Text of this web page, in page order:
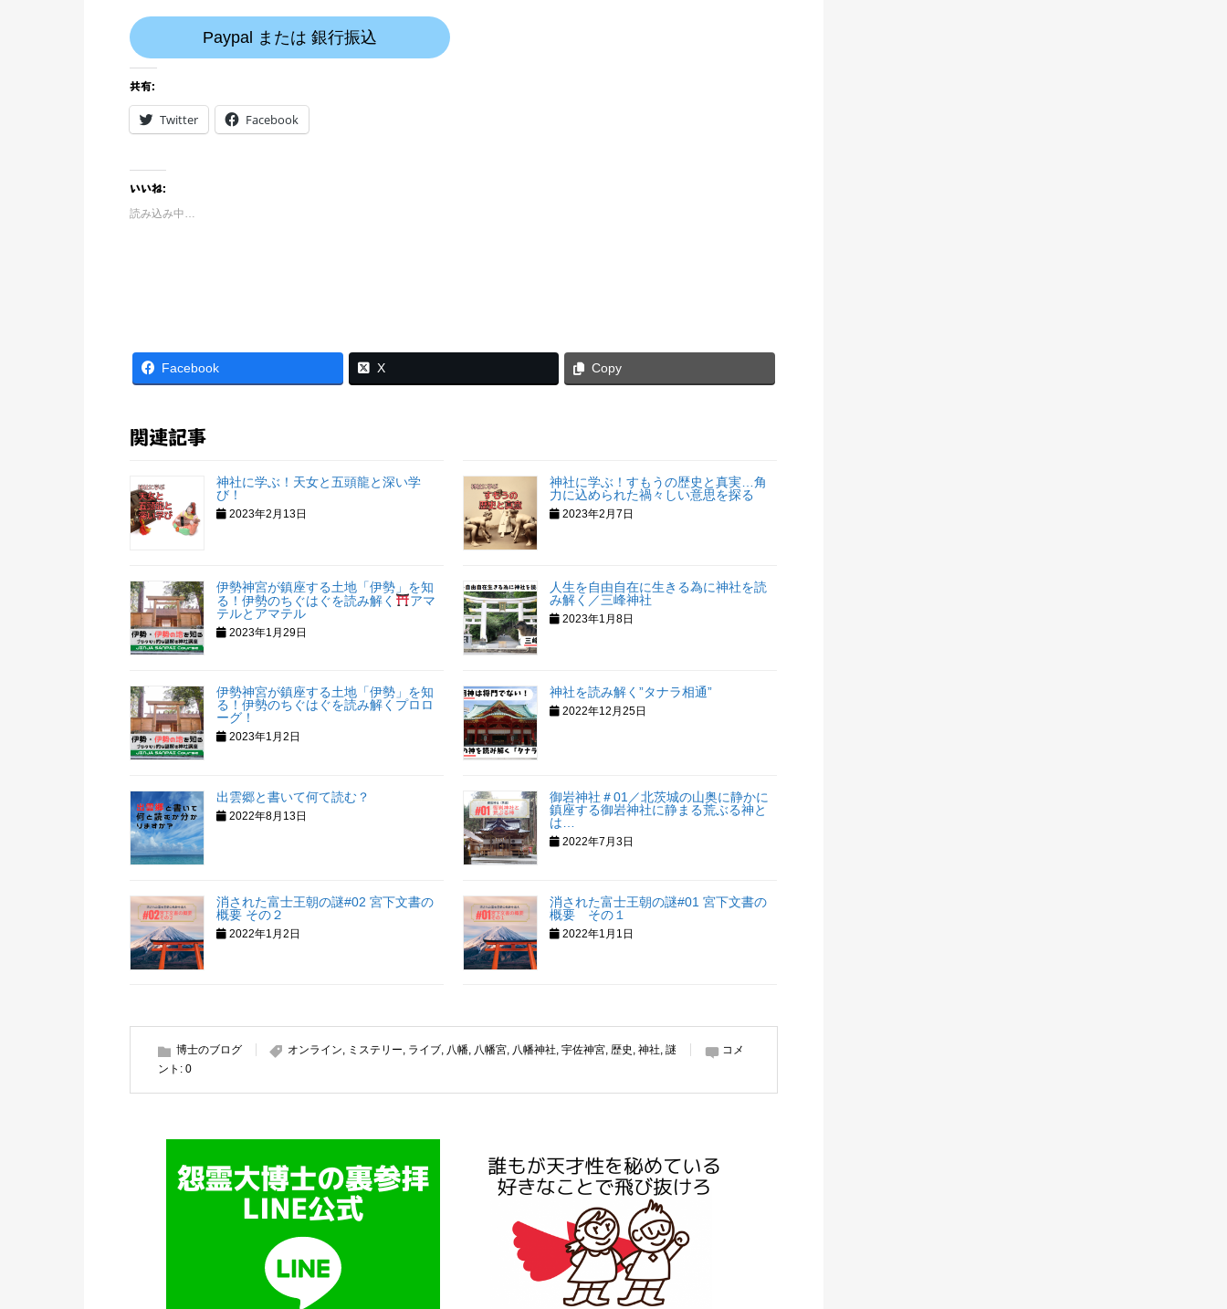
Paypal または 銀行振込
共有:
Twitter Facebook
いいね:
読み込み中…
Facebook X Copy
関連記事
神社に学ぶ！天女と五頭龍と深い学
び！
2023年2月13日
神社に学ぶ！すもうの歴史と真実…角
力に込められた禍々しい意思を探る
2023年2月7日
伊勢神宮が鎮座する土地「伊勢」を知
る！伊勢のちぐはぐを読み解く
アマ
テルとアマテル
2023年1月29日
人生を自由自在に生きる為に神社を読
み解く／三峰神社
2023年1月8日
伊勢神宮が鎮座する土地「伊勢」を知
る！伊勢のちぐはぐを読み解くプロロ
ーグ！
2023年1月2日
神社を読み解く”タナラ相通”
2022年12月25日
出雲郷と書いて何て読む？
2022年8月13日
御岩神社＃01／北茨城の山奥に静かに
鎮座する御岩神社に静まる荒ぶる神と
は…
2022年7月3日
消された富士王朝の謎#02 宮下文書の
概要 その２
2022年1月2日
消された富士王朝の謎#01 宮下文書の
概要 その１
2022年1月1日
博士のブログ オンライン, ミステリー, ライブ, 八幡, 八幡宮, 八幡神社, 宇佐神宮, 歴史 , 神社, 謎
コメ
ント: 0